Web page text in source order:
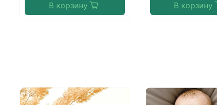
В корзину В корзину